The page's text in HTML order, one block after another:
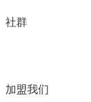
社群
加盟我们